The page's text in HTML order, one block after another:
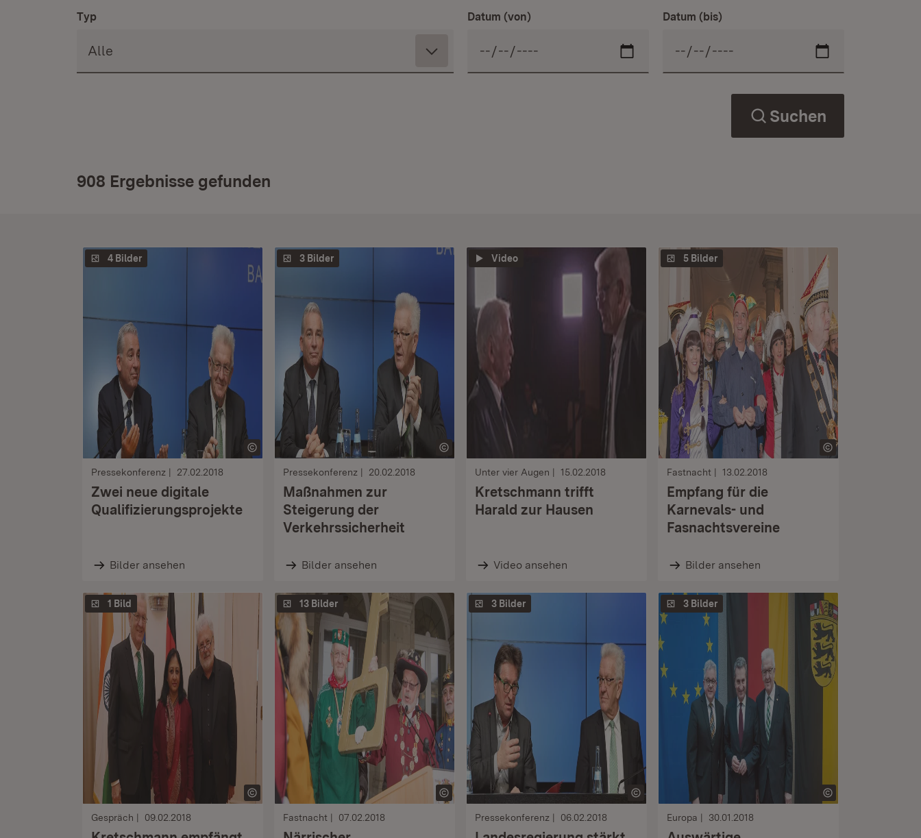
Typ Datum (von) Datum (bis)
Suchen
908 Ergebnisse gefunden
4 Bilder
Pressekonferenz 27.02.2018
Zwei neue digitale
Qualifizierungsprojekte
Bilder ansehen
3 Bilder
Pressekonferenz 20.02.2018
Maßnahmen zur
Steigerung der
Verkehrssicherheit
Bilder ansehen
Video
Unter vier Augen 15.02.2018
Kretschmann trifft
Harald zur Hausen
Video ansehen
5 Bilder
Fastnacht 13.02.2018
Empfang für die
Karnevals- und
Fasnachtsvereine
Bilder ansehen
1 Bild
Gespräch 09.02.2018
13 Bilder
Fastnacht 07.02.2018
3 Bilder
Pressekonferenz 06.02.2018
3 Bilder
Europa 30.01.2018